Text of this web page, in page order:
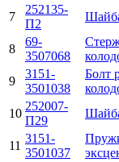
7
252135-
П2
8
69-
3507068
9
3151-
3501038
Болт
10
252007-
П29
11
3151-
3501037